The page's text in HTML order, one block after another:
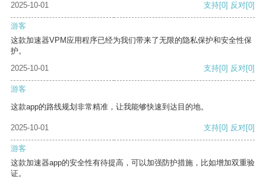
2025-10-01 支持[0] 反对[0]
游客
这款加速器VPM应用程序已经为我们带来了无限的隐私保护和安全性保
护。
2025-10-01
支持[0] 反对[0]
游客
这款app的路线规划非常精准，让我能够快速到达目的地。
2025-10-01 支持[0] 反对[0]
游客
这款加速器app的安全性有待提高，可以加强防护措施，比如增加双重验
证。